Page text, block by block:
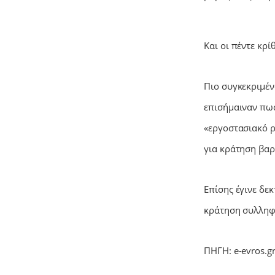
Και οι πέντε
Πιο
επισήμαιναν
«εργοστασιακό
για κράτηση
Επίσης έγινε
κράτηση
ΠΗΓΗ: e-